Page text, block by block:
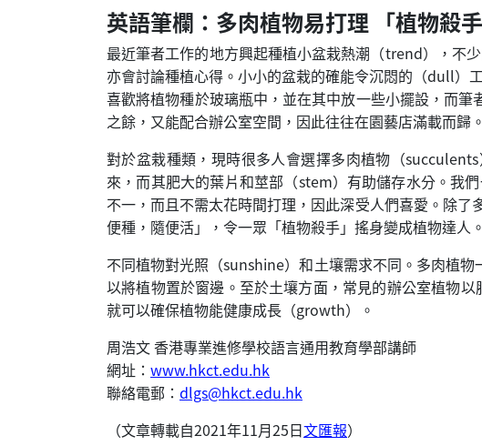
英語筆欄：多肉植物易打理 「植物殺
最近筆者工作的地方興起種植小盆栽熱潮（trend），不
亦會討論種植心得。小小的盆栽的確能令沉悶的（dull）
喜歡將植物種於玻璃瓶中，並在其中放一些小擺設，而
之餘，又能配合辦公室空間，因此往往在園藝店滿載而歸。
對於盆栽種類，現時很多人會選擇多肉植物（
來，而其肥大的葉片和莖部（stem）有助儲存水分。我
不一，而且不需太花時間打理，因此深受人們喜愛。除
便種，隨便活」，令一眾「植物殺手」搖身變成植物達人。
不同植物對光照（sunshine）和土壤需求不同。多肉植
以將植物置於窗邊。至於土壤方面，常見的辦公室植物
就可以確保植物能健康成長（growth）。
周浩文 香港專業進修學校語言通用教育學部講師
網址： www.hkct.edu.hk
聯絡電郵： dlgs@hkct.edu.hk
（文章轉載自2021年11月25日文匯報）